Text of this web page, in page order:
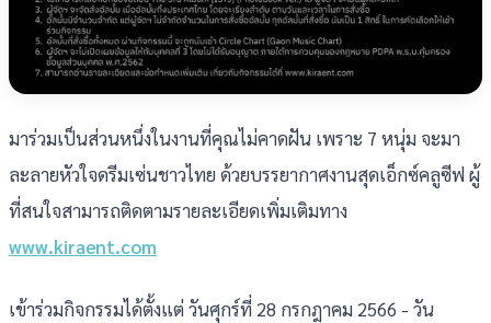
มาร่วมเป็นส่วนหนึ่งในงานที่คุณไม่คาดฝัน เพราะ 7 หนุ่ม จะมา
ละลายหัวใจดรีมเซ่นชาวไทย ด้วยบรรยากาศงานสุดเอ็กซ์คลูซีฟ ผู้
ที่สนใจสามารถติดตามรายละเอียดเพิ่มเติมทาง
www.kiraent.com
เข้าร่วมกิจกรรมได้ตั้งแต่ วันศุกร์ที่ 28 กรกฎาคม 2566 - วัน